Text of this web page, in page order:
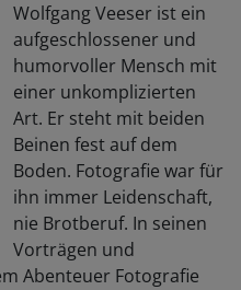
Wolfgang Veeser ist ein
aufgeschlossener und
humorvoller Mensch mit
einer unkomplizierten
Art. Er steht mit beiden
Beinen fest auf dem
Boden. Fotografie war für
ihn immer Leidenschaft,
nie Brotberuf. In seinen
Vorträgen und
Abenteuer Fotografie